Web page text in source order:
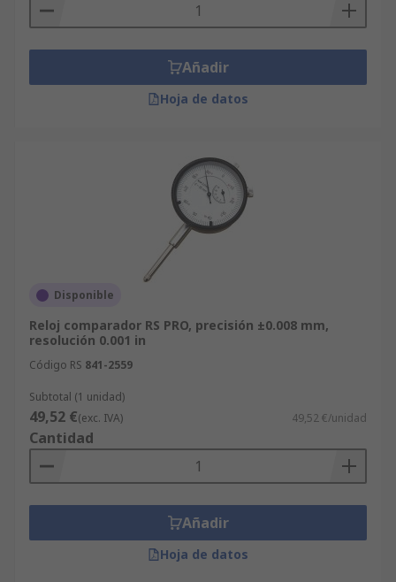
Añadir
Hoja de datos
Disponible
Reloj comparador RS PRO, precisión ±0.008 mm,
resolución 0.001 in
Código RS 841-2559
Subtotal (1 unidad)
49,52 €(exc. IVA) 49,52 €/unidad
Cantidad
Añadir
Hoja de datos